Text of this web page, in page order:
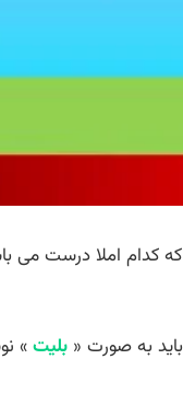
کدام املا درست می
به صورت « بلیت»